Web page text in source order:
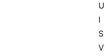
U
I
S
V